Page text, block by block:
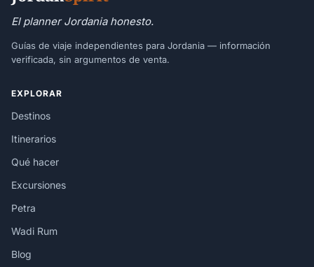
El planner Jordania honesto.
Guías de viaje independientes para Jordania — información
verificada, sin argumentos de venta.
EXPLORAR
Destinos
Itinerarios
Qué hacer
Excursiones
Petra
Wadi Rum
Blog